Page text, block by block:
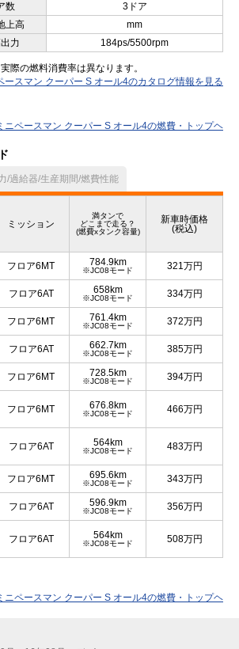
数
3ドア
上高
mm
力 184ps/5500rpm
際の燃料消費率は異なります。
ースマン クーパー S オール4のカタログ情報を見る
ニペースマン クーパー S オール4の燃費・トップヘ
/過給器/生産期間/燃費性能
ミッション
満タンで
どこまで走る？
(燃費xタンク容量)
新車時価格
(税込)
フロア6MT 784.9km
※JC08モード 321万円
フロア6AT 658km
※JC08モード 334万円
フロア6MT 761.4km
※JC08モード 372万円
フロア6AT 662.7km
※JC08モード 385万円
フロア6MT 728.5km
※JC08モード 394万円
フロア6MT 676.8km
※JC08モード 466万円
フロア6AT 564km
※JC08モード 483万円
フロア6MT 695.6km
※JC08モード 343万円
フロア6AT 596.9km
※JC08モード 356万円
フロア6AT 564km
※JC08モード 508万円
ニペースマン クーパー S オール4の燃費・トップヘ